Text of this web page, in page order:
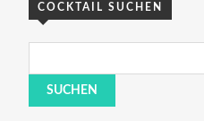
COCKTAIL SUCHEN